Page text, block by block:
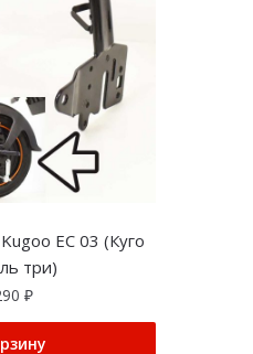
EC 03 (Куго
три)
₽